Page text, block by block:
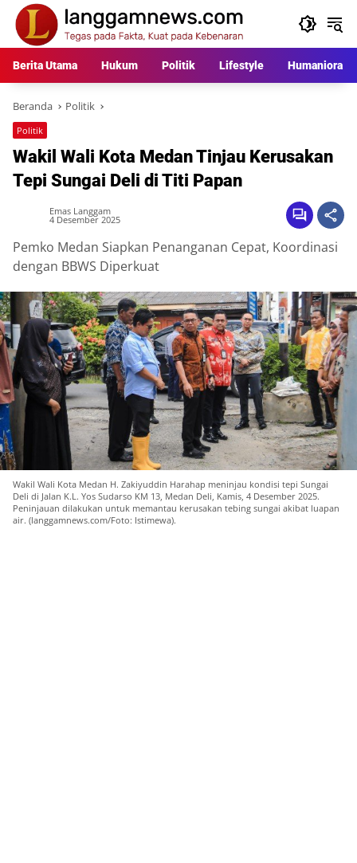
Langsung
konten
Berita Utama Hukum Politik Lifestyle Humaniora
Beranda Politik
Politik
Wakil Wali Kota Medan Tinjau Kerusakan
Tepi Sungai Deli di Titi Papan
Emas Langgam
4 Desember 2025
Pemko Medan Siapkan Penanganan Cepat, Koordinasi
dengan BBWS Diperkuat
Wakil Wali Kota Medan H. Zakiyuddin Harahap meninjau kondisi tepi Sungai
Deli di Jalan K.L. Yos Sudarso KM 13, Medan Deli, Kamis, 4 Desember 2025.
Peninjauan dilakukan untuk memantau kerusakan tebing sungai akibat luapan
air. (langgamnews.com/Foto: Istimewa).